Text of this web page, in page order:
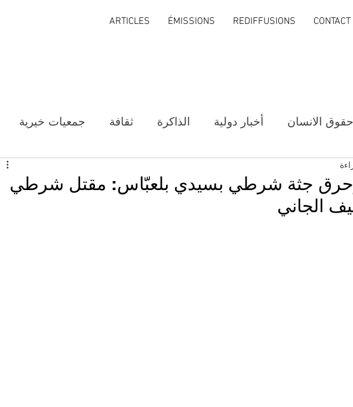
ARTICLES ÉMISSIONS REDIFFUSIONS CONTACT
حقوق الانسان أخبار دولية الذاكرة ثقافة جمعيات خيرية
وحرق جثة شرطي بسيدي بلعبّاس: مقتل شرطي
الجاني